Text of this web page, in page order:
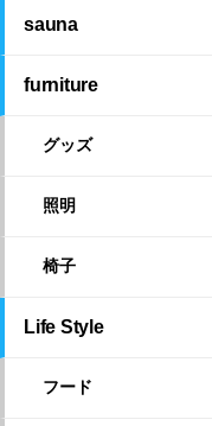
sauna
furniture
グッズ
照明
椅子
Life Style
フード